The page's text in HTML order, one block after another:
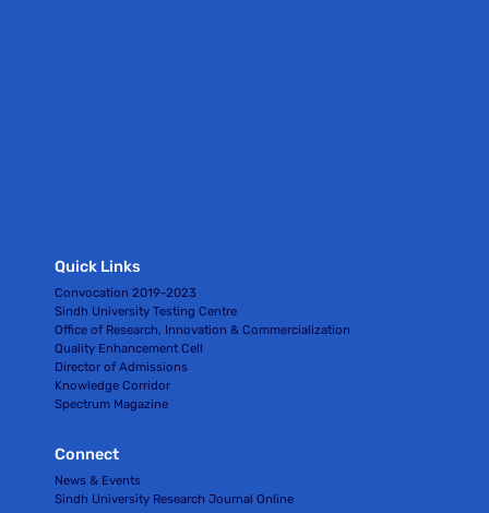
Quick Links
Convocation 2019-2023
Sindh University Testing Centre
Office of Research, Innovation & Commercialization
Quality Enhancement Cell
Director of Admissions
Knowledge Corridor
Spectrum Magazine
Connect
News & Events
Sindh University Research Journal Online